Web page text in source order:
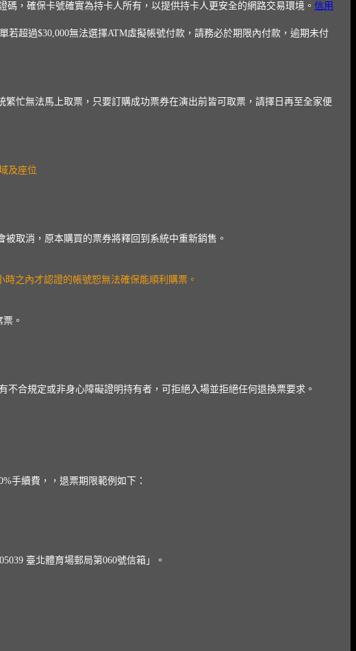
，確保卡號確實為持卡人所有，以提供持卡人更安全的網路交易環境。 信用
超過$30,000無法選擇ATM虛擬帳號付款，請務必於期限內付款，逾期未付
忙無法馬上取票，只要訂購成功票券在演出前皆可取票，請擇日再至全家便
及座位
取消，原本購買的票券將釋回到系統中重新銷售。
之內才認證的帳號恕無法確保能順利購票。
。
合規定或非身心障礙證明持有者，可拒絕入場並拒絕任何退換票要求。
手續費，，退票期限範例如下：
臺北體育場郵局第060號信箱」。